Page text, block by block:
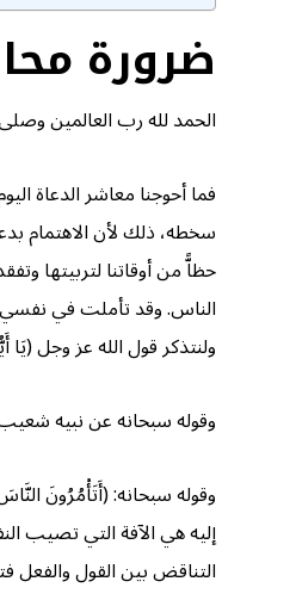
ضرورة
الحمد لله رب العالمين
فما أحوجنا معاشر الدعاة
سخطه، ذلك لأن الاهتمام
حظاًّ من أوقاتنا لتربيتها
الناس. وقد تأملت في
ولنتذكر قول الله عز وجل (يَا أَيُّهَا الَّذِينَ آمَنُوا لِمَ
وقوله سبحانه عن نبيه شعيب
إليه هي الآفة التي تصيب
التناقض بين القول والفعل